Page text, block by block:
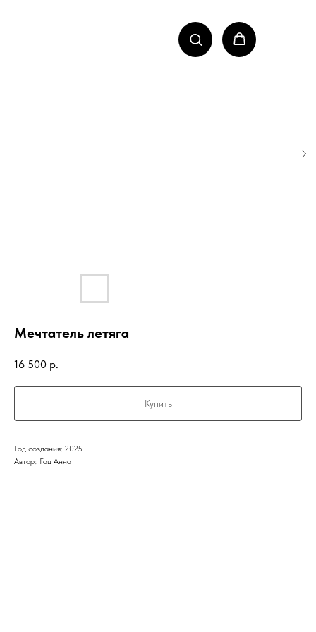
Мечтатель летяга
16 500 р.
Купить
Год создания: 2025
Автор:: Гац Анна